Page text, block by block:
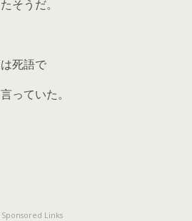
そうだ。
死語で
っていた。
Sponsored Links